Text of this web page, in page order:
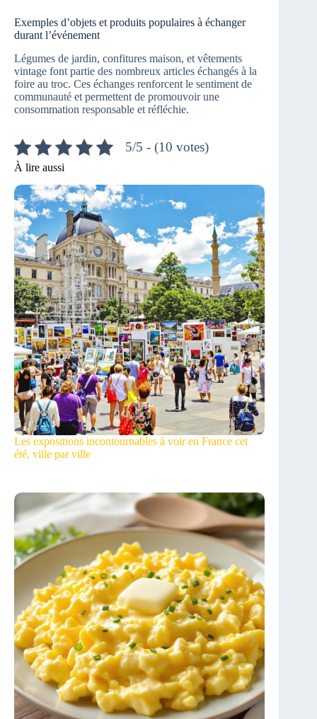
Exemples d’objets et produits populaires à échanger
durant l’événement
Légumes de jardin, confitures maison, et vêtements
vintage font partie des nombreux articles échangés à la
foire au troc. Ces échanges renforcent le sentiment de
communauté et permettent de promouvoir une
consommation responsable et réfléchie.
5/5 - (10 votes)
À lire aussi
Les expositions incontournables à voir en France cet
été, ville par ville